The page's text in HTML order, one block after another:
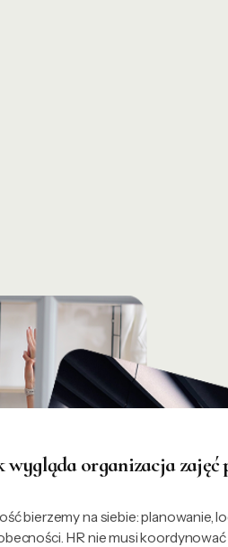
wygląda organizacja zajęć
bierzemy na siebie: planowanie,
HR nie musi